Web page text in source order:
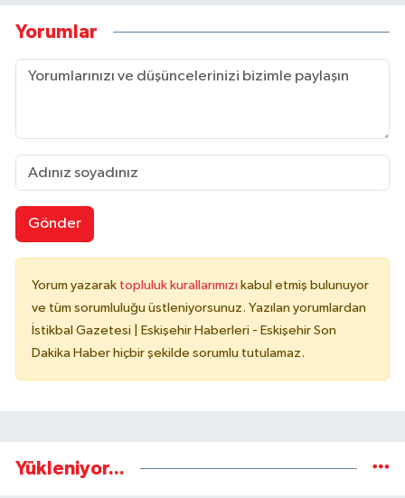
Yorumlar
Gönder
Yorum yazarak topluluk kurallarımızı kabul etmiş bulunuyor
ve tüm sorumluluğu üstleniyorsunuz. Yazılan yorumlardan
İstikbal Gazetesi | Eskişehir Haberleri - Eskişehir Son
Dakika Haber hiçbir şekilde sorumlu tutulamaz.
Yükleniyor...